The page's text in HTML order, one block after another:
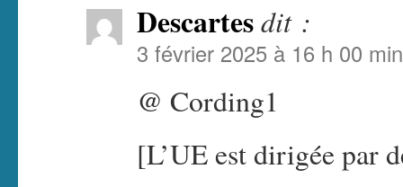
Descartesdit :
3 février 2025 à 16 h 00 min
@ Cording1
[L’UE est dirigée par